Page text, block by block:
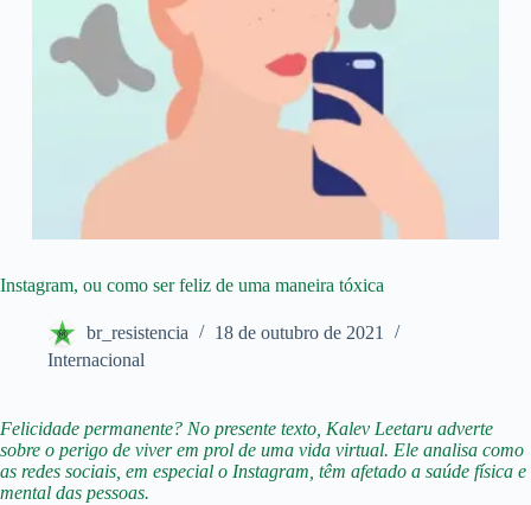
Instagram, ou como ser feliz de uma maneira tóxica
br_resistencia
18 de outubro de 2021
Internacional
Felicidade permanente? No presente texto, Kalev Leetaru adverte
sobre o perigo de viver em prol de uma vida virtual. Ele analisa como
as redes sociais, em especial o Instagram, têm afetado a saúde física e
mental das pessoas.